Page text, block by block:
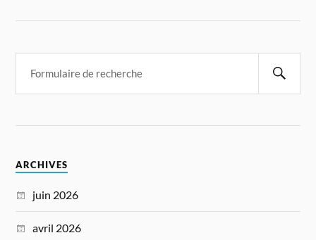
ARCHIVES
juin 2026
avril 2026